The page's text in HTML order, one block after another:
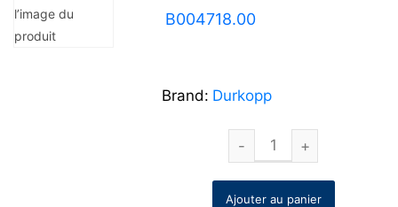
B004718.00
Brand: Durkopp
Ajouter au panier